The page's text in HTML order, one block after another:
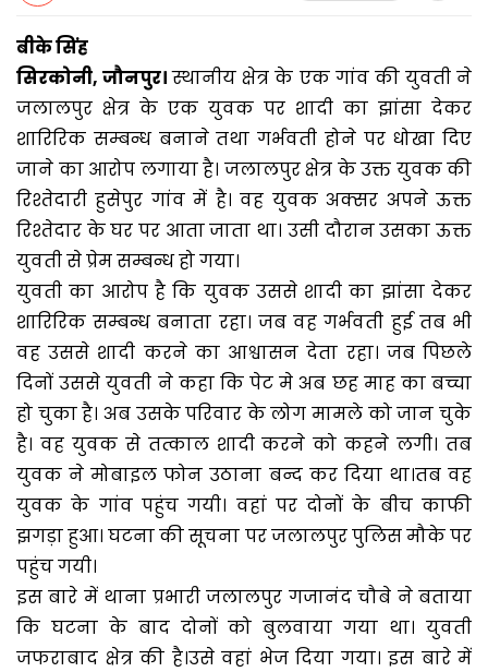
बीके सिंह
सिरकोनी, जौनपुर।स्थानीय क्षेत्र के एक गांव की युवती ने
जलालपुर क्षेत्र के एक युवक पर शादी का झांसा देकर
शारिरिक सम्बन्ध बनाने तथा गर्भवती होने पर धोखा दिए
जाने का आरोप लगाया है। जलालपुर क्षेत्र के उक्त युवक की
रिश्तेदारी हुसेपुर गांव में है। वह युवक अक्सर अपने ऊक्त
रिश्तेदार के घर पर आता जाता था। उसी दौरान उसका ऊक्त
युवती से प्रेम सम्बन्ध हो गया।
युवती का आरोप है कि युवक उससे शादी का झांसा देकर
शारिरिक सम्बन्ध बनाता रहा। जब वह गर्भवती हुई तब भी
वह उससे शादी करने का आश्वासन देता रहा। जब पिछले
दिनों उससे युवती ने कहा कि पेट मे अब छह माह का बच्चा
हो चुका है। अब उसके परिवार के लोग मामले को जान चुके
है। वह युवक से तत्काल शादी करने को कहने लगी। तब
युवक ने मोबाइल फोन उठाना बन्द कर दिया था।तब वह
युवक के गांव पहुंच गयी। वहां पर दोनों के बीच काफी
झगड़ा हुआ। घटना की सूचना पर जलालपुर पुलिस मौके पर
पहुंच गयी।
इस बारे में थाना प्रभारी जलालपुर गजानंद चौबे ने बताया
कि घटना के बाद दोनों को बुलवाया गया था। युवती
जफराबाद क्षेत्र की है।उसे वहां भेज दिया गया। इस बारे में